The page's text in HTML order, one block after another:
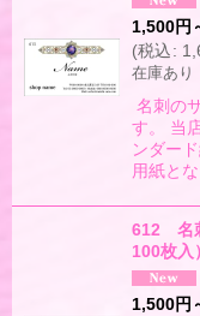
1,500円
(税込:
在庫あり
名刺の
す。 当
ンダー
用紙と
612 名
100枚入）
1,500円